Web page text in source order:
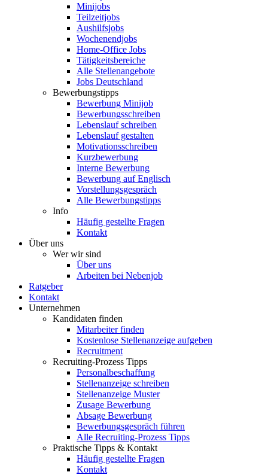
Minijobs
Teilzeitjobs
Aushilfsjobs
Wochenendjobs
Home-Office Jobs
Tätigkeitsbereiche
Alle Stellenangebote
Jobs Deutschland
Bewerbungstipps
Bewerbung Minijob
Bewerbungsschreiben
Lebenslauf schreiben
Lebenslauf gestalten
Motivationsschreiben
Kurzbewerbung
Interne Bewerbung
Bewerbung auf Englisch
Vorstellungsgespräch
Alle Bewerbungstipps
Info
Häufig gestellte Fragen
Kontakt
Über uns
Wer wir sind
Über uns
Arbeiten bei Nebenjob
Ratgeber
Kontakt
Unternehmen
Kandidaten finden
Mitarbeiter finden
Kostenlose Stellenanzeige aufgeben
Recruitment
Recruiting-Prozess Tipps
Personalbeschaffung
Stellenanzeige schreiben
Stellenanzeige Muster
Zusage Bewerbung
Absage Bewerbung
Bewerbungsgespräch führen
Alle Recruiting-Prozess Tipps
Praktische Tipps & Kontakt
Häufig gestellte Fragen
Kontakt